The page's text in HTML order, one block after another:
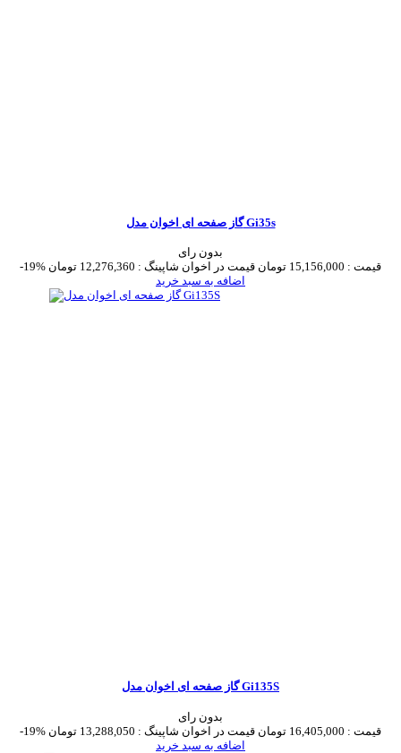
گاز صفحه ای اخوان مدل Gi35s
بدون رای
-19%
قیمت : 15,156,000 تومان قیمت در اخوان شاپینگ : 12,276,360 تومان
اضافه به سبد خرید
گاز صفحه ای اخوان مدل Gi135S
بدون رای
-19%
قیمت : 16,405,000 تومان قیمت در اخوان شاپینگ : 13,288,050 تومان
اضافه به سبد خرید